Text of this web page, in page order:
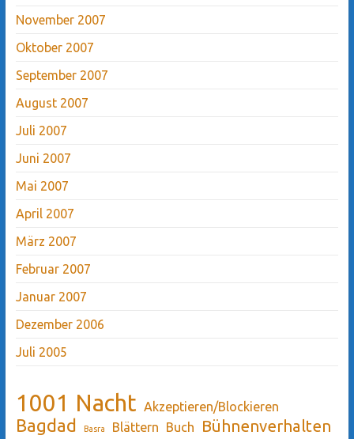
November 2007
Oktober 2007
September 2007
August 2007
Juli 2007
Juni 2007
Mai 2007
April 2007
März 2007
Februar 2007
Januar 2007
Dezember 2006
Juli 2005
1001 Nacht Akzeptieren/Blockieren
Bagdad Basra Blättern Buch Bühnenverhalten